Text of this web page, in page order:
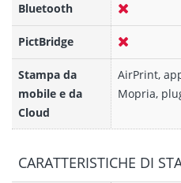
Bluetooth
PictBridge
Stampa da
mobile e da
Cloud
AirPrint,
Mopria,
CARATTERISTICHE DI